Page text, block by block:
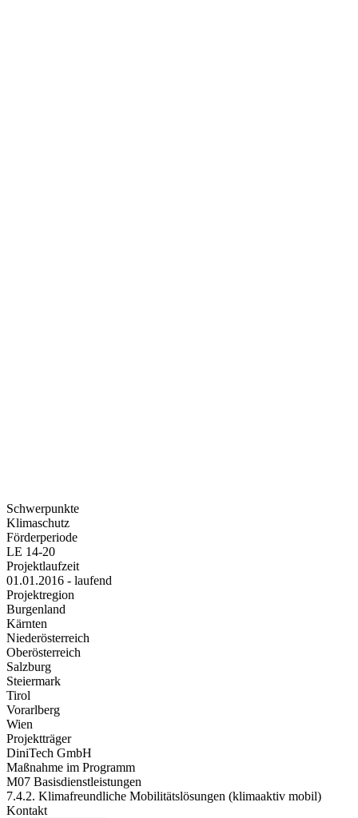
Schwerpunkte
Klimaschutz
Förderperiode
LE 14-20
Projektlaufzeit
01.01.2016 - laufend
Projektregion
Burgenland
Kärnten
Niederösterreich
Oberösterreich
Salzburg
Steiermark
Tirol
Vorarlberg
Wien
Projektträger
DiniTech GmbH
Maßnahme im Programm
M07 Basisdienstleistungen
7.4.2. Klimafreundliche Mobilitätslösungen (klimaaktiv mobil)
Kontakt